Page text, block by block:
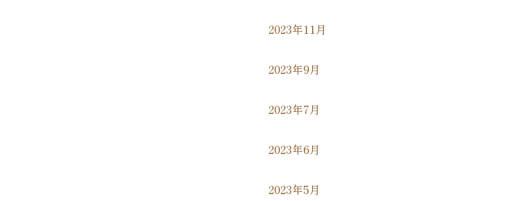
2023年11月
2023年9月
2023年7月
2023年6月
2023年5月